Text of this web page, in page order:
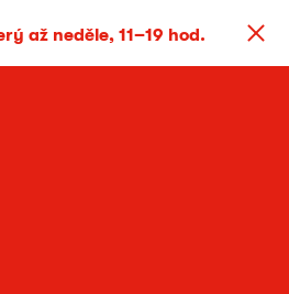
až neděle, 11–19 hod.